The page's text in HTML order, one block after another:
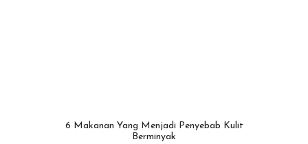
6 Makanan Yang Menjadi Penyebab Kulit
Berminyak